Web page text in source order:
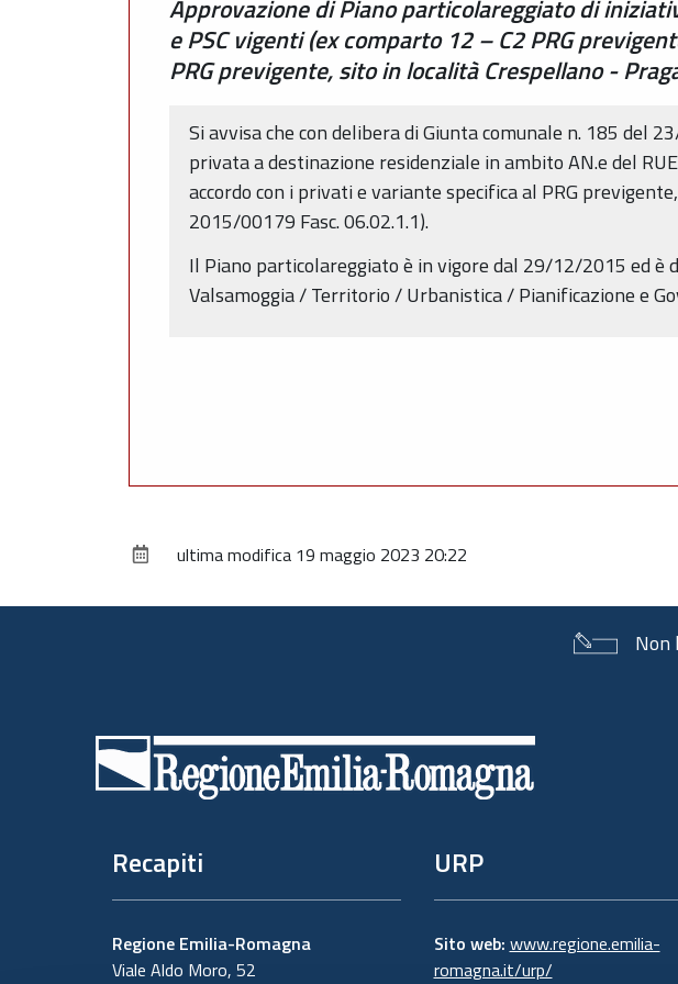
Approvazione di Piano particolareggiato di
e PSC vigenti (ex comparto 12 – C2 PRG
PRG previgente, sito in località Crespellano -
Si avvisa che con delibera di Giunta comunale n. 185
privata a destinazione residenziale in ambito AN.e del
accordo con i privati e variante specifica al PRG
2015/00179 Fasc. 06.02.1.1).
Il Piano particolareggiato è in vigore dal 29/12/2015 ed
Valsamoggia / Territorio / Urbanistica / Pianificazione e
ultima modifica 19 maggio 2023 20:22
Non
Recapiti
Regione Emilia-Romagna
Viale Aldo Moro, 52
URP
Sito web: www.regione.emilia-
romagna.it/urp/